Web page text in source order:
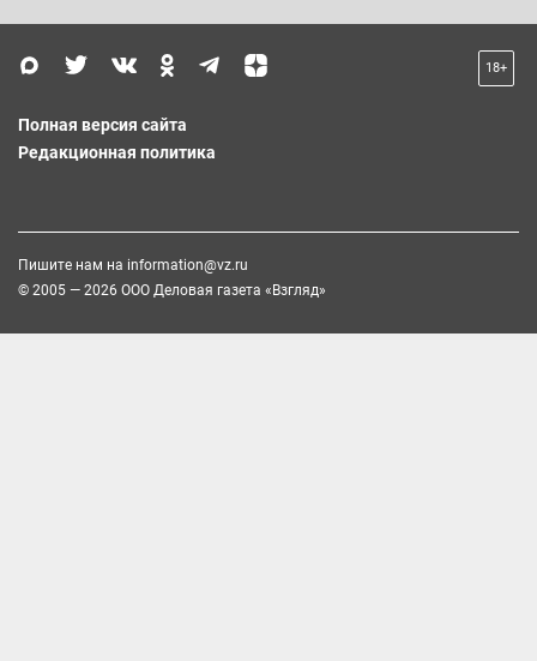
18+
Полная версия сайта
Редакционная политика
Пишите нам на information@vz.ru
© 2005 — 2026 ООО Деловая газета «Взгляд»